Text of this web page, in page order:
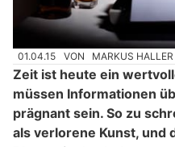
01.04.15 VON MARKUS HALLER
Zeit ist heute ein
müssen Informationen
prägnant sein. So zu
als verlorene Kunst, und